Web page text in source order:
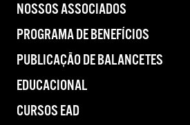
NOSSOS ASSOCIADOS
PROGRAMA DE BENEFÍCIOS
PUBLICAÇÃO DE BALANCETES
EDUCACIONAL
CURSOS EAD